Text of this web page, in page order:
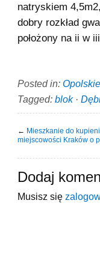
natryskiem
dobry rozkład
położony na ii w
Posted in:
Tagged: blok·
← Mieszkanie do
miejscowości Kraków o
Dodaj
Musisz się